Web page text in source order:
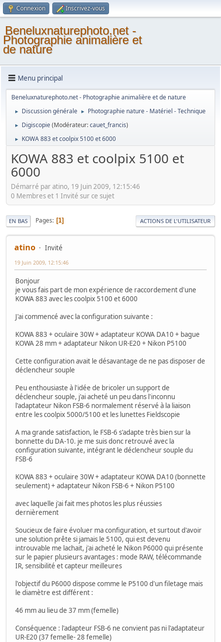
Connexion Inscrivez-vous
Beneluxnaturephoto.net -
Photographie animalière et
de nature
Menu principal
Beneluxnaturephoto.net - Photographie animalière et de nature
► Discussion générale ► Photographie nature - Matériel - Technique
► Digiscopie(Modérateur:cauet_francis)
► KOWA 883 et coolpix 5100 et 6000
KOWA 883 et coolpix 5100 et
6000
Démarré par atino, 19 Juin 2009, 12:15:46
0 Membres et 1 Invité sur ce sujet
EN BAS Pages 1 ACTIONS DE L'UTILISATEUR
atino Invité
19 Juin 2009, 12:15:46
Bonjour
je vous fais part de mon expérience de raccordement d'une
KOWA 883 avec les coolpix 5100 et 6000
J'ai commencé avec la configuration suivante :
KOWA 883 + oculaire 30W + adaptateur KOWA DA10 + bague
KOWA 28 mm + adaptateur Nikon UR-E20 + Nikon P5100
Cette configuration avait le désavantage de ne pas disposer de
déclencheur souple
Peu enthousiaste à l'idée de bricoler un support de
déclencheur souple, j'ai acheté un peu dans l'inconnu
l'adaptateur Nikon FSB-6 normalement réservé à la liaison
entre les coolpix 5000/5100 et les lunettes Fieldscopie
A ma grande satisfaction, le FSB-6 s'adapte très bien sur la
bonnette du DA-10. je me suis donc retrouvé avec la
configuration suivante, intégrant le déclencheur souple du
FSB-6
KOWA 883 + oculaire 30W + adaptateur KOWA DA10 (bonnette
seulement) + adaptateur Nikon FSB-6 + Nikon P5100
avec laquelle j'ai fait mes photos les plus réussies
dernièrement
Soucieux de faire évoluer ma configuration, et surtout d'avoir
une solution prête si jamais le 5100, qui est devenu
introuvable me lachait, j'ai acheté le Nikon P6000 qui présente
sur le papier plusieurs avantages : mode RAW, télécommande
IR, sensibilité et capteur meilleures
l'objectif du P6000 dispose comme le P5100 d'un filetage mais
le diamètre est différent :
46 mm au lieu de 37 mm (femelle)
Conséquence : l'adapteur FSB-6 ne convient pas ni l'adaptateur
UR-E20 (37 femelle- 28 femelle)